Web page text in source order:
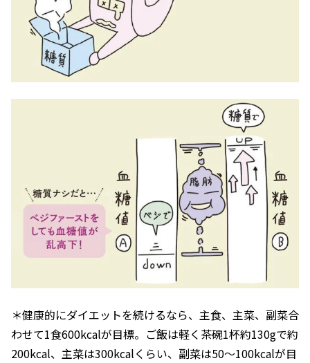
＊健康的にダイエットを続けるなら、主食、主菜、副菜合
わせて1食600kcalが目標。ご飯は軽く茶碗1杯約130gで約
200kcal、主菜は300kcalくらい、副菜は50～100kcalが目